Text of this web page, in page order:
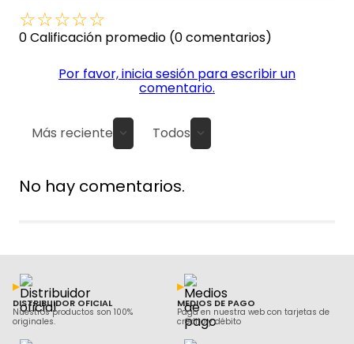
☆☆☆☆☆
0 Calificación promedio (0 comentarios)
Por favor, inicia sesión para escribir un
comentario.
Más reciente Todos
No hay comentarios.
DISTRIBUIDOR OFICIAL
Nuestros productos son 100%
originales.
MEDIOS DE PAGO
Paga en nuestra web con tarjetas de
crédito y débito